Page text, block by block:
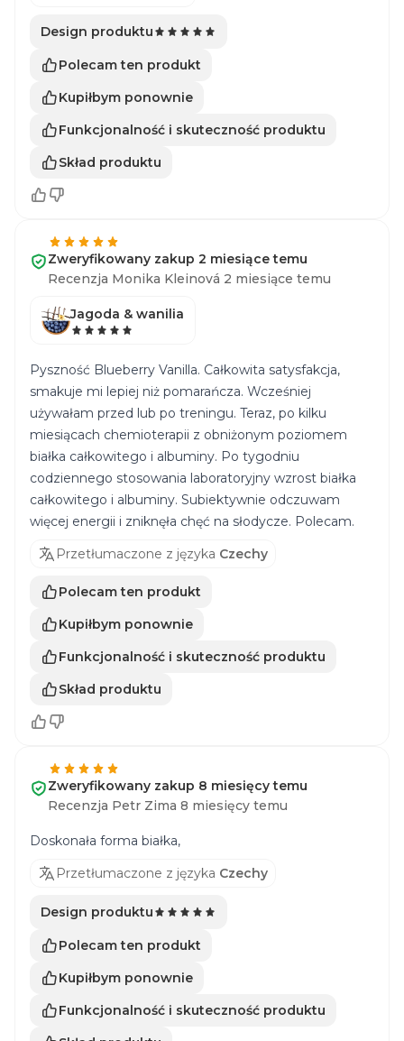
Design produktu
Polecam ten produkt
Kupiłbym ponownie
Funkcjonalność i skuteczność produktu
Skład produktu
Zweryfikowany zakup 2 miesiące temu
Recenzja Monika Kleinová 2 miesiące temu
Jagoda & wanilia
Pyszność Blueberry Vanilla. Całkowita satysfakcja,
smakuje mi lepiej niż pomarańcza. Wcześniej
używałam przed lub po treningu. Teraz, po kilku
miesiącach chemioterapii z obniżonym poziomem
białka całkowitego i albuminy. Po tygodniu
codziennego stosowania laboratoryjny wzrost białka
całkowitego i albuminy. Subiektywnie odczuwam
więcej energii i zniknęła chęć na słodycze. Polecam.
Przetłumaczone z języka Czechy
Polecam ten produkt
Kupiłbym ponownie
Funkcjonalność i skuteczność produktu
Skład produktu
Zweryfikowany zakup 8 miesięcy temu
Recenzja Petr Zima 8 miesięcy temu
Doskonała forma białka,
Przetłumaczone z języka Czechy
Design produktu
Polecam ten produkt
Kupiłbym ponownie
Funkcjonalność i skuteczność produktu